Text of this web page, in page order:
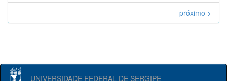
próximo >
UNIVERSIDADE FEDERAL DE SERGIPE